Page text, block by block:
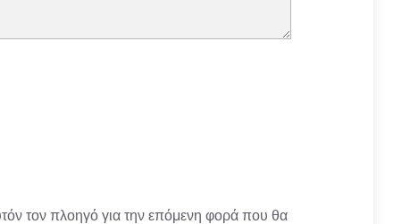
τον πλοηγό για την επόμενη φορά που θα